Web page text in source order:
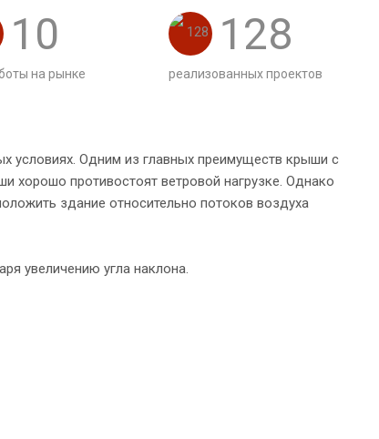
10
на рынке
128
реализованных проектов
условиях. Одним из главных преимуществ крыши с
хорошо противостоят ветровой нагрузке. Однако
здание относительно потоков воздуха
увеличению угла наклона.